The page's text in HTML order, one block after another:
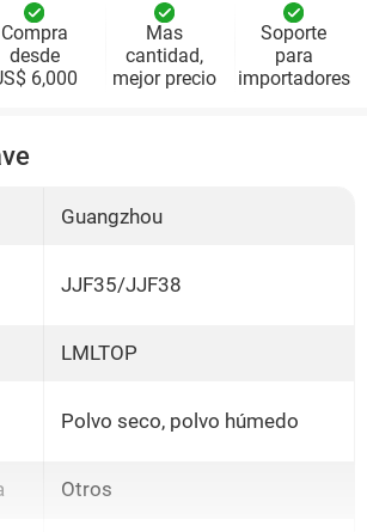
Compra
desde
6,000
Mas
cantidad,
mejor precio
Soporte
para
importadores
Guangzhou
JJF35/JJF38
LMLTOP
Polvo seco, polvo húmedo
Otros